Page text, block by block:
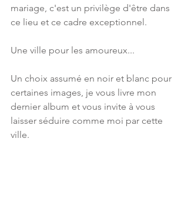
mariage, c'est un privilège d'être dans
ce lieu et ce cadre exceptionnel.
Une ville pour les amoureux...
Un choix assumé en noir et blanc pour
certaines images, je vous livre mon
dernier album et vous invite à vous
laisser séduire comme moi par cette
ville.